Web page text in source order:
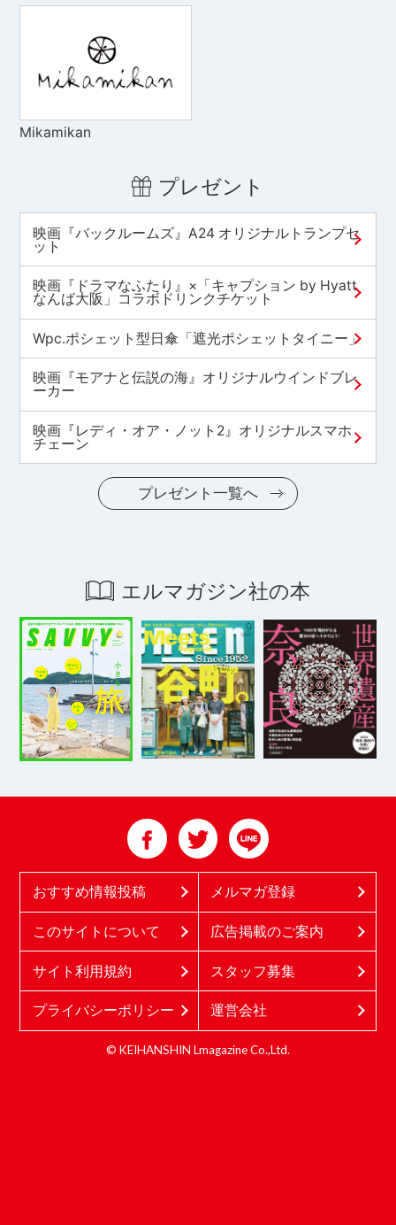
Mikamikan
プレゼント
映画『バックルームズ』A24 オリジナルトランプセ
ット
映画『ドラマなふたり』×「キャプション by Hyatt
なんば大阪」コラボドリンクチケット
Wpc.ポシェット型日傘「遮光ポシェットタイニー」
映画『モアナと伝説の海』オリジナルウインドブレ
ーカー
映画『レディ・オア・ノット2』オリジナルスマホ
チェーン
プレゼント一覧へ
エルマガジン社の本
おすすめ情報投稿 メルマガ登録
このサイトについて 広告掲載のご案内
サイト利用規約 スタッフ募集
プライバシーポリシー 運営会社
© KEIHANSHIN Lmagazine Co.,Ltd.